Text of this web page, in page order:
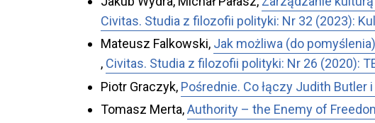
Civitas. Studia z filozofii polityki: Nr 32 (2023):
Mateusz Falkowski, Jak możliwa (do
, Civitas. Studia z filozofii polityki: Nr 26 (2020):
Piotr Graczyk, Pośrednie. Co łączy Judith Butler i
Tomasz Merta,Authority – the Enemy of